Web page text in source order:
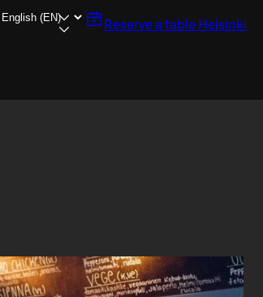
Reserve a table Helsinki